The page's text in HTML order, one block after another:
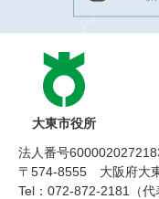
大東市役所
法人番号
〒574-8555 大阪府大
Tel：072-872-2181（代